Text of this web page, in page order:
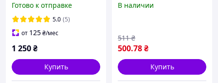
Звук+световые эффекты.
Металлическая машинка.
Готово к отправке
5.0 (5)
от 125₴/мес
1 250₴
Купить
металлическая,
В наличии
500.78₴
511 ₴
Купить